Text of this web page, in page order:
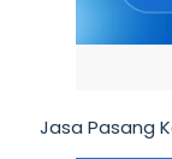
Jasa Pasang